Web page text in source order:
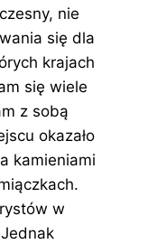
nie
się dla
krajach
się wiele
z sobą
okazało
kamieniami
w